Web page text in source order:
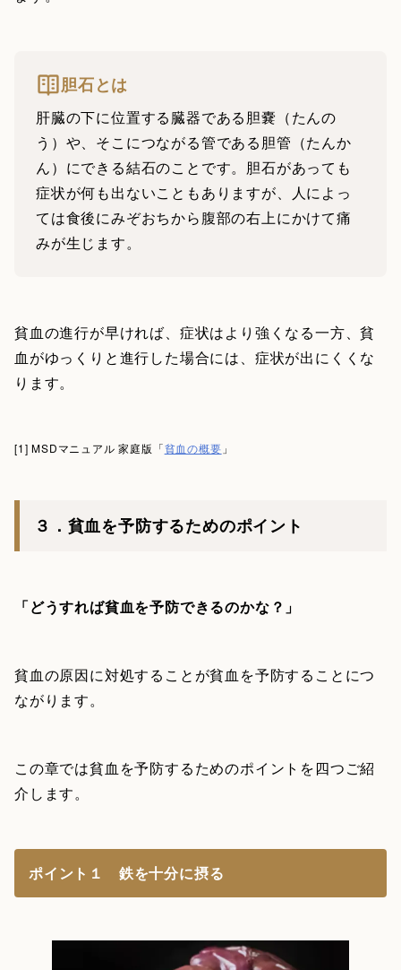
胆石とは
肝臓の下に位置する臓器である胆嚢（たんの
う）や、そこにつながる管である胆管（たんか
ん）にできる結石のことです。胆石があっても
症状が何も出ないこともありますが、人によっ
ては食後にみぞおちから腹部の右上にかけて痛
みが生じます。
貧血の進行が早ければ、症状はより強くなる一方、貧
血がゆっくりと進行した場合には、症状が出にくくな
ります。
[1] MSDマニュアル 家庭版「貧血の概要 」
３．貧血を予防するためのポイント
「どうすれば貧血を予防できるのかな？」
貧血の原因に対処することが貧血を予防することにつ
ながります。
この章では貧血を予防するためのポイントを四つご紹
介します。
ポイント１ 鉄を十分に摂る